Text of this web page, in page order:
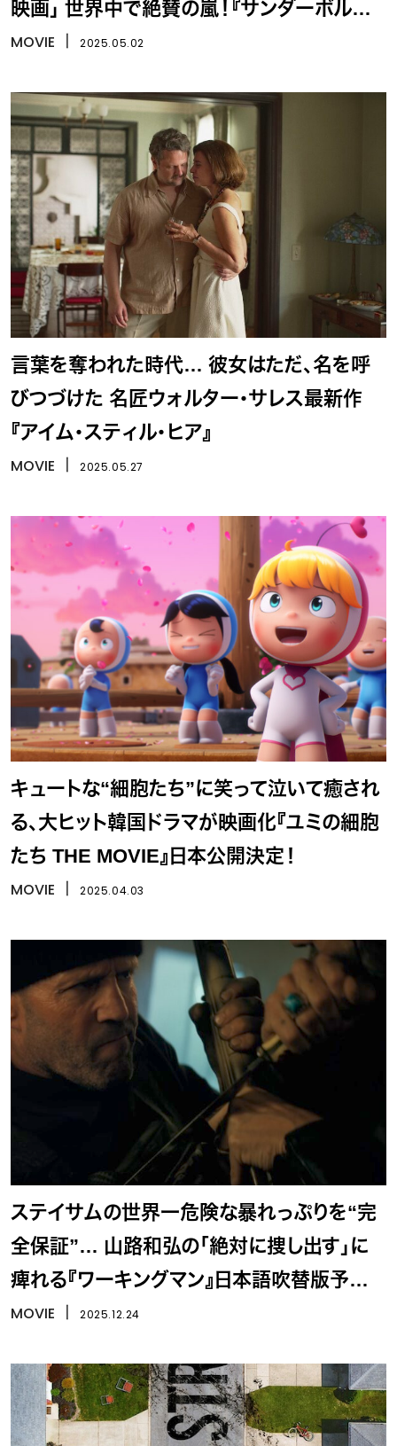
映画」 世界中で絶賛の嵐！『サンダーボルツ
*』
MOVIE 2025.05.02
言葉を奪われた時代… 彼女はただ、名を呼
びつづけた 名匠ウォルター・サレス最新作
『アイム・スティル・ヒア』
MOVIE 2025.05.27
キュートな“細胞たち”に笑って泣いて癒され
る、大ヒット韓国ドラマが映画化『ユミの細胞
たち THE MOVIE』日本公開決定！
MOVIE 2025.04.03
ステイサムの世界一危険な暴れっぷりを“完
全保証”… 山路和弘の「絶対に捜し出す」に
痺れる『ワーキングマン』日本語吹替版予告
編
MOVIE 2025.12.24